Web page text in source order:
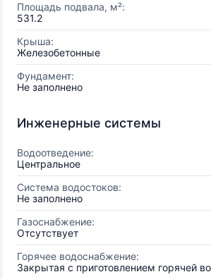
Площадь подвала, м²:
531.2
Крыша:
Железобетонные
Фундамент:
Не заполнено
Инженерные системы
Водоотведение:
Центральное
Система водостоков:
Не заполнено
Газоснабжение:
Отсутствует
Горячее водоснабжение:
Закрытая с приготовлением горячей